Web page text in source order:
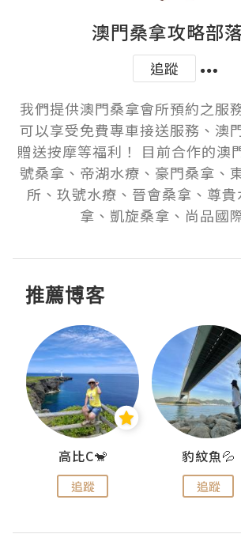
澳門桑拿攻略部
追蹤
我們提供澳門桑拿會所預約之服
可以享受免費專車接送服務、澳
贈送按摩等福利！ 目前合作的澳
號桑拿、帝湖水療、豪門桑拿、
所、玖號水療、晉會桑拿、尊
拿、凱旋桑拿、尚品國
推薦博客
高比C🐒
追蹤
豹紋魚💦
追蹤